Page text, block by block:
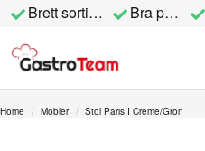
Brett sortiment Bra priser
Home Möbler Stol Paris I Creme/Grön